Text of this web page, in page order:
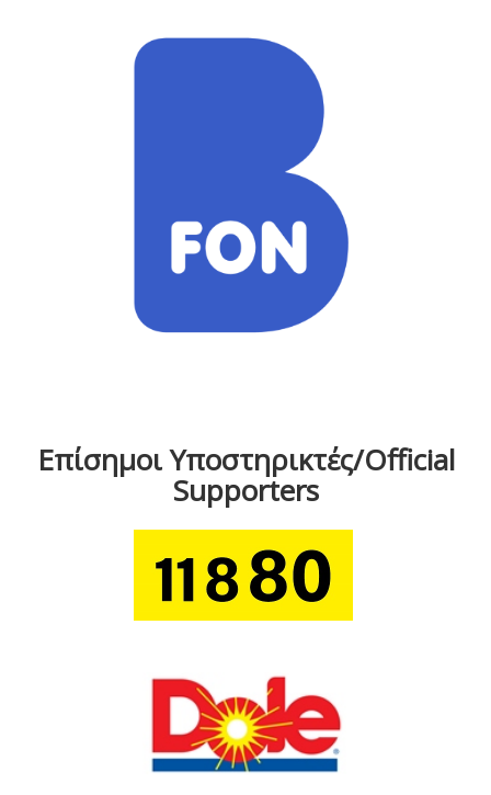
Επίσημοι Υποστηρικτές/Official
Supporters